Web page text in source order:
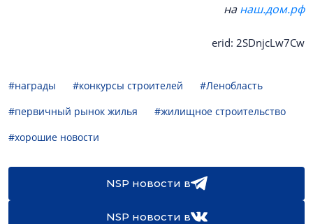
нанаш.дом.рф
erid: 2SDnjcLw7Cw
#награды #конкурсы строителей
#Ленобласть
#первичный рынок жилья
#жилищное строительство
#хорошие новости
NSP новости в
NSP новости в